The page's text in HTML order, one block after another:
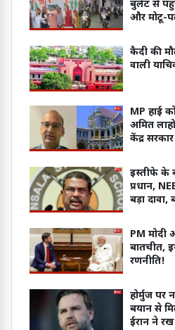
बुलेट से
और मोटू-
कैदी की
वाली
MP हाई
अमित
केंद्र
इस्तीफे के
प्रधान,
बड़ा
PM मोदी
बातचीत,
रणनीति!
होर्मुज पर
बयान से
ईरान ने